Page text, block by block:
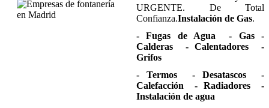
URGENTE. De Total
Confianza.Instalación de Gas.
- Fugas de Agua - Gas
-
Calderas - Calentadores -
Grifos
- Termos - Desatascos -
Calefacción - Radiadores -
Instalación de agua